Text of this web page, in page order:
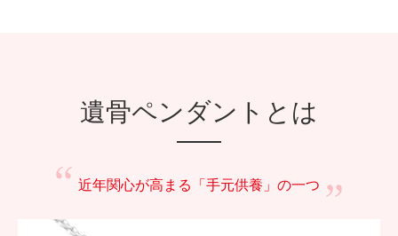
遺骨ペンダントとは
近年関心が高まる 「手元供養」の一つ